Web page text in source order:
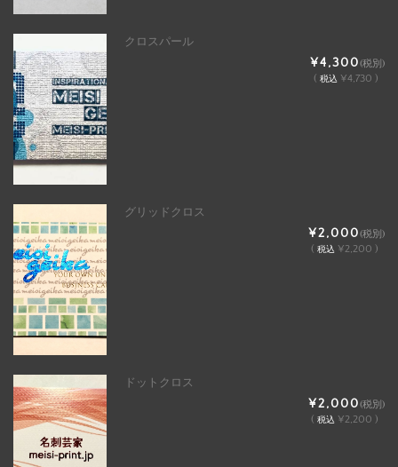
クロスパール
¥4,300(税別)
( 税込 ¥4,730 )
グリッドクロス
¥2,000(税別)
( 税込 ¥2,200 )
ドットクロス
¥2,000(税別)
( 税込 ¥2,200 )